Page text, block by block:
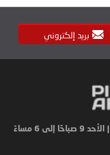
بريد إلكتروني